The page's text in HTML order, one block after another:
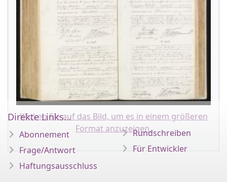
Klicken Sie auf das Bild, um es in einem größeren
Format anzuzeigen.
Direkte Links...
Abonnement
Frage/Antwort
Haftungsausschluss
Rundschreiben
Für Entwickler